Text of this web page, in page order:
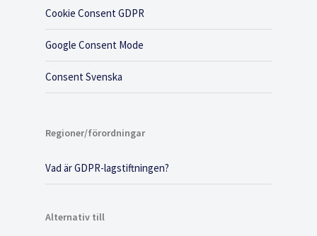
Cookie Consent GDPR
Google Consent Mode
Consent Svenska
Regioner/förordningar
Vad är GDPR-lagstiftningen?
Alternativ till